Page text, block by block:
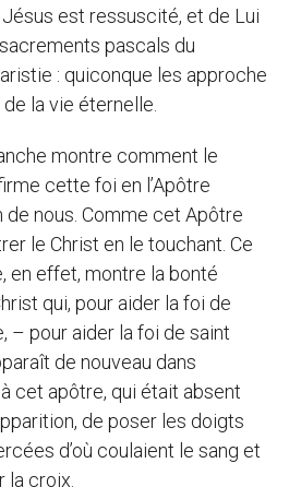
est ressuscité, et de Lui
pascals du
: quiconque les approche
la vie éternelle.
montre comment le
cette foi en l’Apôtre
de nous. Comme cet Apôtre
le Christ en le touchant. Ce
en effet, montre la bonté
qui, pour aider la foi de
– pour aider la foi de saint
de nouveau dans
cet apôtre, qui était absent
de poser les doigts
d’où coulaient le sang et
la croix.